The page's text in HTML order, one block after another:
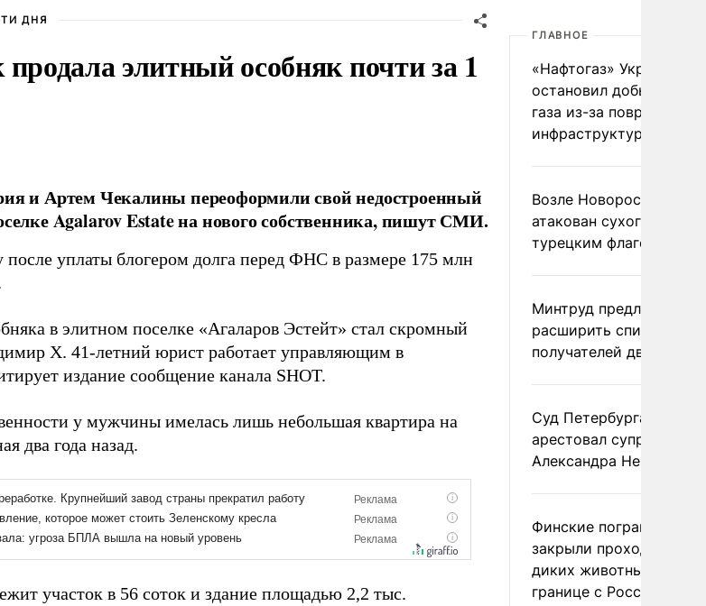
ДНЯ
элитный особняк почти за 1
и Артем Чекалины переоформили свой недостроенный
Agalarov Estate на нового собственника, пишут СМИ.
после уплаты блогером долга перед ФНС в размере 175 млн
в элитном поселке «Агаларов Эстейт» стал скромный
Х. 41-летний юрист работает управляющим в
издание сообщение канала SHOT.
у мужчины имелась лишь небольшая квартира на
два года назад.
участок в 56 соток и здание площадью 2,2 тыс.
ГЛАВНОЕ
«Нафтогаз» Украины
остановил добычу
газа из-за повреждения
инфраструктуры
Возле Новороссийска
атакован сухогруз под
турецким флагом
Минтруд предложил
расширить список
получателей двух
Суд Петербурга заочно
арестовал супругу
Александра Невзорова
Финские пограничники
закрыли проходы для
диких животных на
границе с Россией